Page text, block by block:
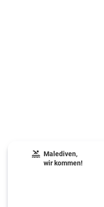
Malediven,
wir kommen!